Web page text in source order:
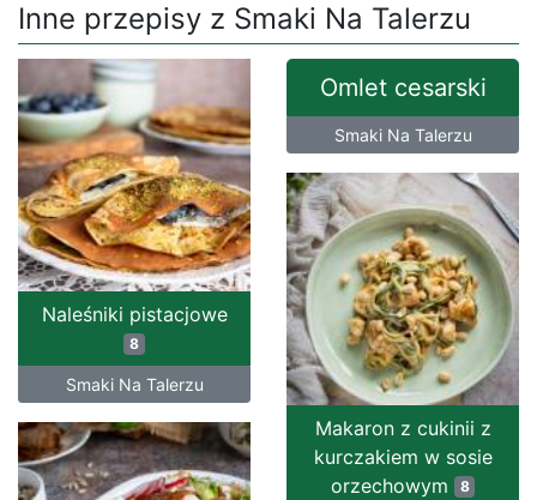
Inne przepisy z Smaki Na Talerzu
Naleśniki pistacjowe
8
Smaki Na Talerzu
Omlet cesarski
Smaki Na Talerzu
Makaron z cukinii z
kurczakiem w sosie
orzechowym
8